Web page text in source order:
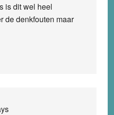
is dit wel heel
de denkfouten maar